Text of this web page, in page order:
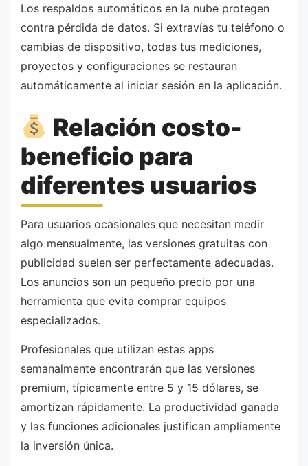
Los respaldos automáticos en la nube protegen
contra pérdida de datos. Si extravías tu teléfono o
cambias de dispositivo, todas tus mediciones,
proyectos y configuraciones se restauran
automáticamente al iniciar sesión en la aplicación.
Relación costo-
beneficio para
diferentes usuarios
Para usuarios ocasionales que necesitan medir
algo mensualmente, las versiones gratuitas con
publicidad suelen ser perfectamente adecuadas.
Los anuncios son un pequeño precio por una
herramienta que evita comprar equipos
especializados.
Profesionales que utilizan estas apps
semanalmente encontrarán que las versiones
premium, típicamente entre 5 y 15 dólares, se
amortizan rápidamente. La productividad ganada
y las funciones adicionales justifican ampliamente
la inversión única.